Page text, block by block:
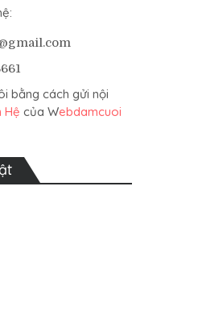
bằng cách gửi nội
Hệ của Webdamcuoi